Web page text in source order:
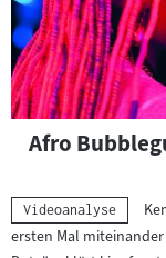
Visuelle
Inhalte
Afro
Kategorie:
Videoanalyse
ersten Mal miteinander